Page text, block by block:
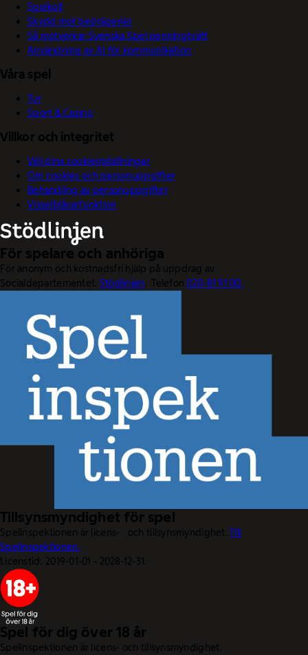
Spelkoll
Skydd mot bedrägerier
Så motverkar Svenska Spel penningtvätt
Användning av AI för kommunikation
Våra spel
Tur
Sport & Casino
Villkor och integritet
Välj dina cookieinställningar
Om cookies och personuppgifter
Behandling av personuppgifter
Visselblåsarfunktion
För spelare och anhöriga
För anonym och kostnadsfri hjälp på uppdrag av
Socialdepartementet. Stödlinjen. Telefon020-81 91 00.
Tillsynsmyndighet för spel
Spelinspektionen är licens- och tillsynsmyndighet.Till
Spelinspektionen.
Licenstid: 2019-01-01 - 2028-12-31.
Spel för dig över 18 år
Spelinspektionen är licens- och tillsynsmyndighet.